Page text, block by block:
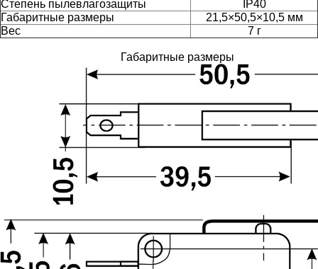
Степень пылевлагозащиты
IP40
Габаритные размеры
21,5×50,5×10,5 мм
Вес
7 г
Габаритные размеры